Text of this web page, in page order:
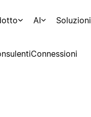
AI Soluzioni
Connessioni